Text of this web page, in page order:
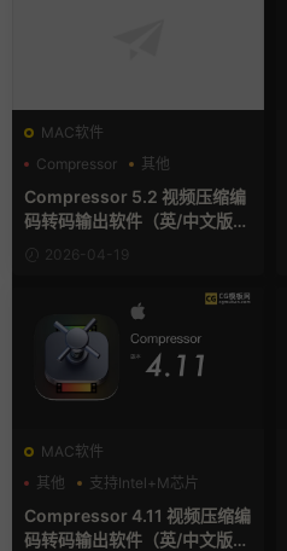
MAC软件
Compressor
其他
Compressor 5.2 视频压缩编
码转码输出软件（英/中文版）
2026-04-19
MAC软件
其他
支持Intel+M芯片
Compressor 4.11 视频压缩编
码转码输出软件（英/中文版）